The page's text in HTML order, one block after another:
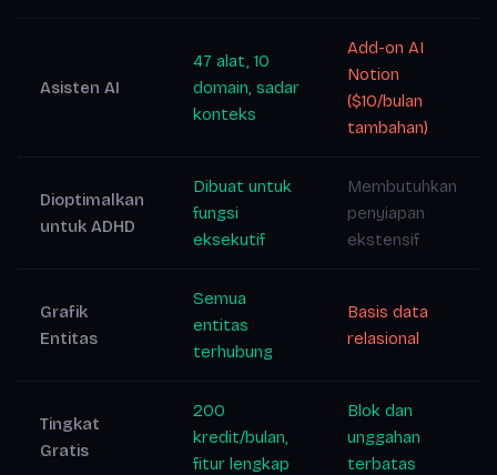
Asisten AI
47 alat, 10
domain, sadar
konteks
Add-on AI
Notion
($10/bulan
tambahan)
Dioptimalkan
untuk ADHD
Dibuat untuk
fungsi
eksekutif
Membutuhkan
penyiapan
ekstensif
Grafik
Entitas
Semua
entitas
terhubung
Basis data
relasional
Tingkat
Gratis
200
kredit/bulan,
fitur lengkap
Blok dan
unggahan
terbatas